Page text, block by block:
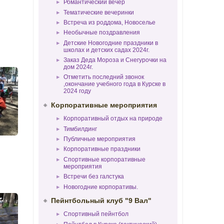
Романтический вечер
Тематические вечеринки
Встреча из роддома, Новоселье
Необычные поздравления
Детские Новогодние праздники в
школах и детских садах 2024г.
Заказ Деда Мороза и Снегурочки на
дом 2024г.
Отметить последний звонок
,окончание учебного года в Курске в
2024 году
Корпоративные мероприятия
Корпоративный отдых на природе
Тимбилдинг
Публичные мероприятия
Корпоративные праздники
Спортивные корпоративные
мероприятия
Встречи без галстука
Новогодние корпоративы.
Пейнтбольный клуб "9 Вал"
Спортивный пейнтбол